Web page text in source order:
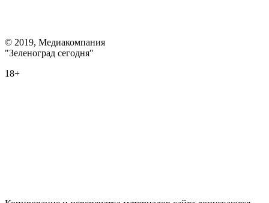
© 2019, Медиакомпания
"Зеленоград сегодня"
18+